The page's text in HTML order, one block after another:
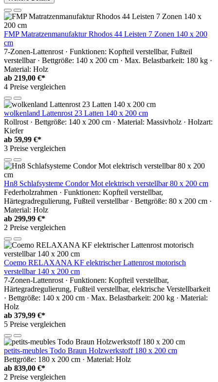
FMP Matratzenmanufaktur Rhodos 44 Leisten 7 Zonen 140 x 200
cm
7-Zonen-Lattenrost · Funktionen: Kopfteil verstellbar, Fußteil
verstellbar · Bettgröße: 140 x 200 cm · Max. Belastbarkeit: 180 kg ·
Material: Holz
ab 219,00 €*
4 Preise vergleichen
wolkenland Lattenrost 23 Latten 140 x 200 cm
Rollrost · Bettgröße: 140 x 200 cm · Material: Massivholz · Holzart:
Kiefer
ab 59,99 €*
3 Preise vergleichen
Hn8 Schlafsysteme Condor Mot elektrisch verstellbar 80 x 200 cm
Federholzrahmen · Funktionen: Kopfteil verstellbar,
Härtegradregulierung, Fußteil verstellbar · Bettgröße: 80 x 200 cm ·
Material: Holz
ab 299,99 €*
2 Preise vergleichen
Coemo RELAXANA KF elektrischer Lattenrost motorisch
verstellbar 140 x 200 cm
7-Zonen-Lattenrost · Funktionen: Kopfteil verstellbar,
Härtegradregulierung, Fußteil verstellbar, elektrische Verstellbarkeit
· Bettgröße: 140 x 200 cm · Max. Belastbarkeit: 200 kg · Material:
Holz
ab 379,99 €*
5 Preise vergleichen
petits-meubles Todo Braun Holzwerkstoff 180 x 200 cm
Bettgröße: 180 x 200 cm · Material: Holz
ab 839,00 €*
2 Preise vergleichen